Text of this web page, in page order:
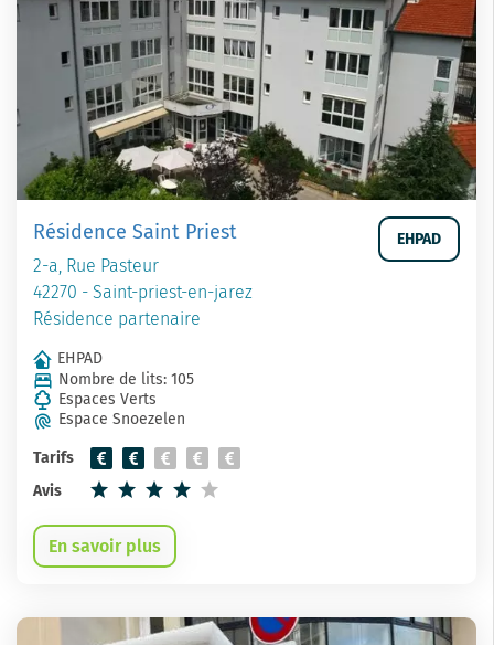
Résidence Saint Priest
2-a, Rue Pasteur
42270 - Saint-priest-en-jarez
Résidence partenaire
EHPAD
EHPAD
Nombre de lits: 105
Espaces Verts
Espace Snoezelen
Tarifs
Avis
En savoir plus